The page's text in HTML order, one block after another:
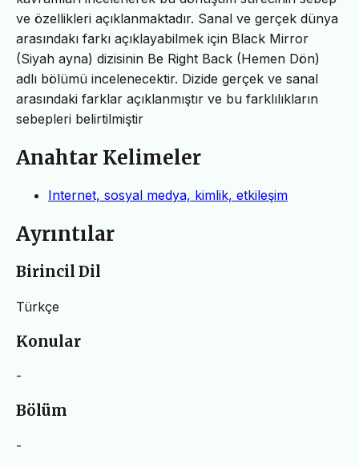
ve özellikleri açıklanmaktadır. Sanal ve gerçek dünya
arasındakı farkı açıklayabilmek için Black Mirror
(Siyah ayna) dizisinin Be Right Back (Hemen Dön)
adlı bölümü incelenecektir. Dizide gerçek ve sanal
arasındaki farklar açıklanmıştır ve bu farklılıkların
sebepleri belirtilmiştir
Anahtar Kelimeler
Internet, sosyal medya, kimlik, etkileşim
Ayrıntılar
Birincil Dil
Türkçe
Konular
-
Bölüm
-